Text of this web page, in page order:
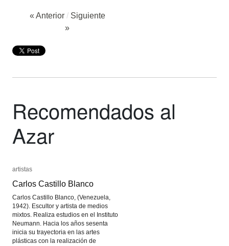
« Anterior / Siguiente
»
Recomendados al
Azar
artistas
Carlos Castillo Blanco
Carlos Castillo Blanco, (Venezuela,
1942). Escultor y artista de medios
mixtos. Realiza estudios en el Instituto
Neumann. Hacia los años sesenta
inicia su trayectoria en las artes
plásticas con la realización de
artistas
Carlos Castillo Blanco